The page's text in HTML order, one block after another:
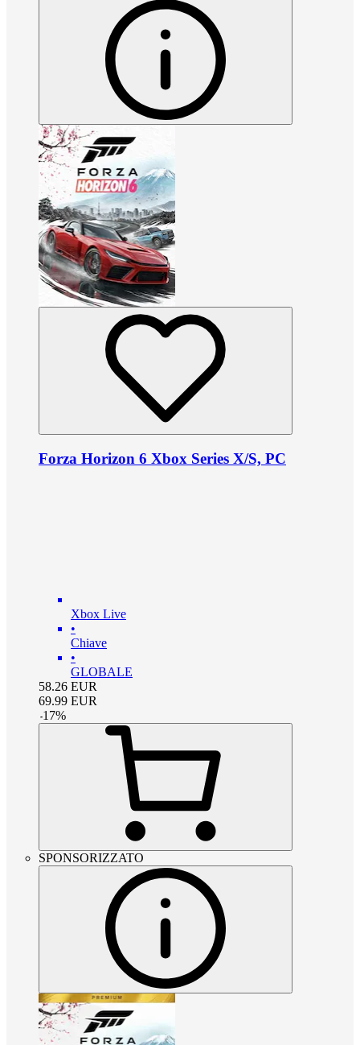
Forza Horizon 6 Xbox Series X/S, PC
Xbox Live
•
Chiave
•
GLOBALE
58.26 EUR
69.99 EUR
-17%
SPONSORIZZATO